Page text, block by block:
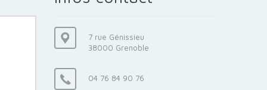
7 rue Génissieu
38000 Grenoble
04 76 84 90 76